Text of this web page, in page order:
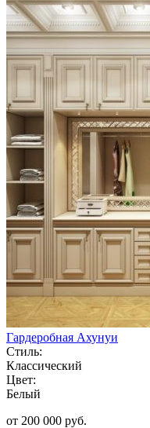
Гардеробная Ахунуи
Стиль:
Классический
Цвет:
Белый
от 200 000 руб.